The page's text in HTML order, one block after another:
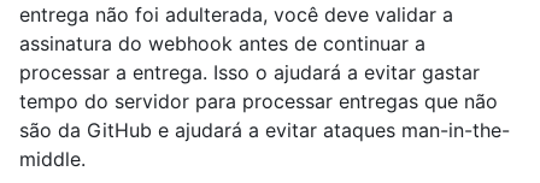
entrega não foi adulterada, você deve validar a
assinatura do webhook antes de continuar a
processar a entrega. Isso o ajudará a evitar gastar
tempo do servidor para processar entregas que não
são da GitHub e ajudará a evitar ataques man-in-the-
middle.